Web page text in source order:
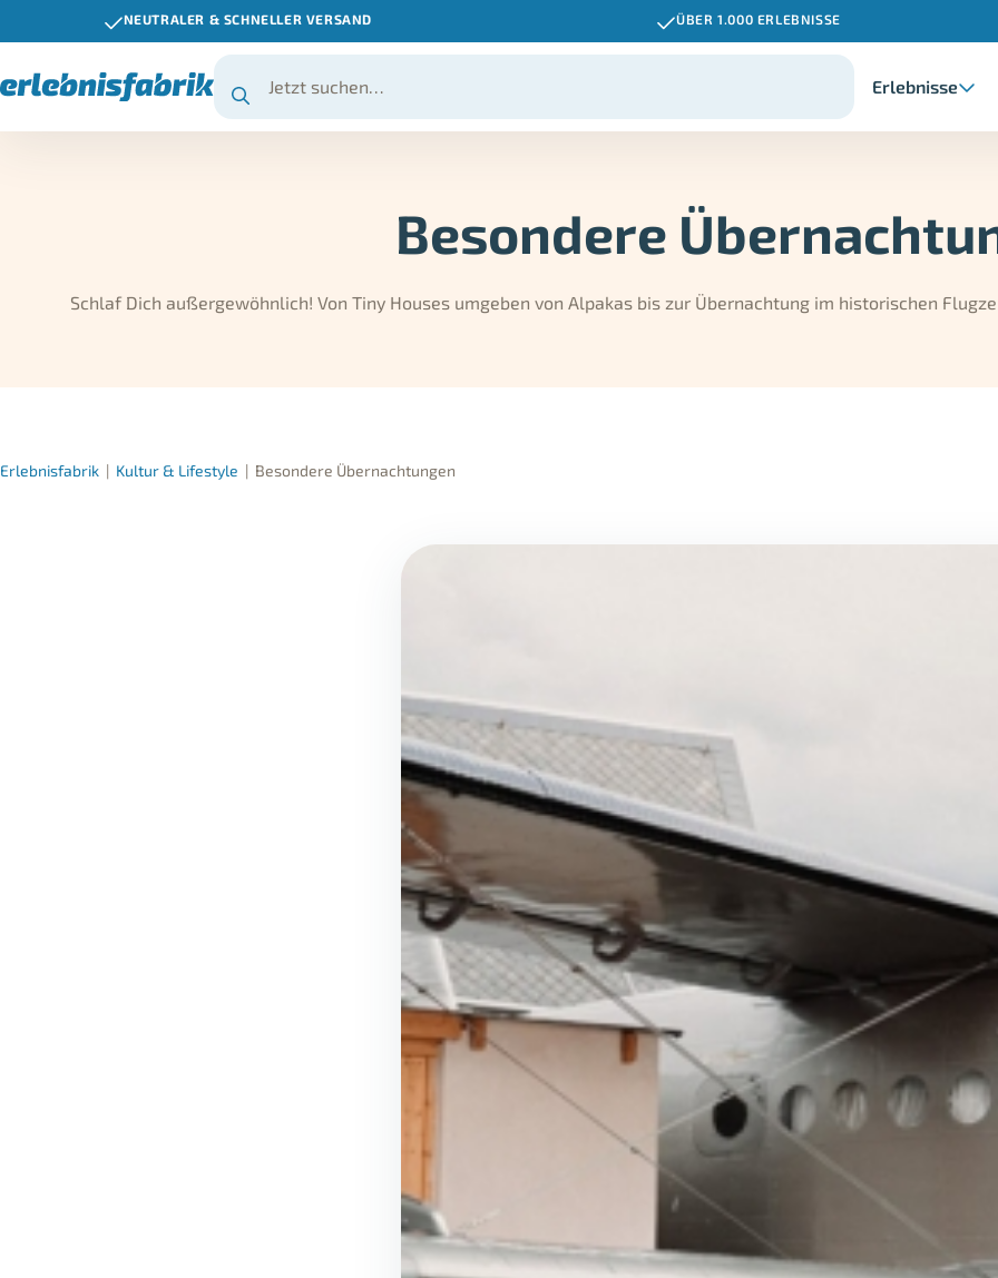
NEUTRALER & SCHNELLER VERSAND ÜBER 1.000 ERLEBNISSE
Erlebnisse
Besondere
Schlaf Dich außergewöhnlich! Von Tiny Houses umgeben von Alpakas bis zur Übernachtung im historischen
Erlebnisfabrik | Kultur & Lifestyle | Besondere Übernachtungen